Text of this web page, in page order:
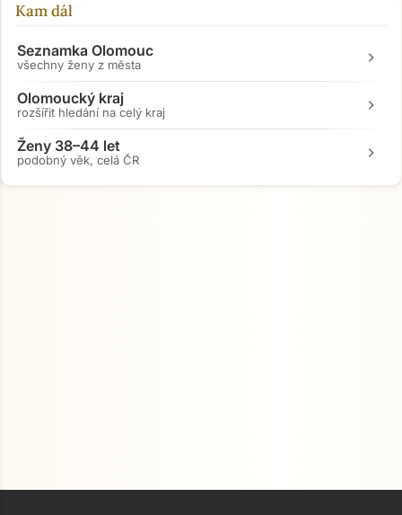
Kam dál
Seznamka Olomouc
všechny ženy z města chevron_right
Olomoucký kraj
rozšířit hledání na celý kraj chevron_right
Ženy 38–44 let
podobný věk, celá ČR chevron_right